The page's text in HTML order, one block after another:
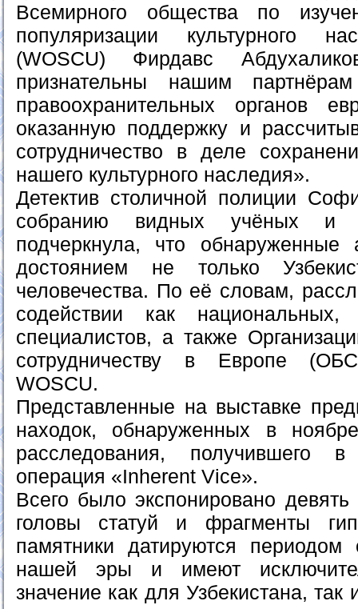
Всемирного общества по
популяризации культурного
(WOSCU) Фирдавс
признательны нашим
правоохранительных органов
оказанную поддержку и
сотрудничество в деле
нашего культурного наследия».
Детектив столичной полиции
собранию видных учёных и
подчеркнула, что обнаруженные
достоянием не только
человечества. По её словам,
содействии как
специалистов, а также
сотрудничеству в Европе
WOSCU.
Представленные на выставке
находок, обнаруженных в
расследования, получившего
операция «Inherent Vice».
Всего было экспонировано
головы статуй и фрагменты
памятники датируются
нашей эры и имеют
значение как для Узбекистана,